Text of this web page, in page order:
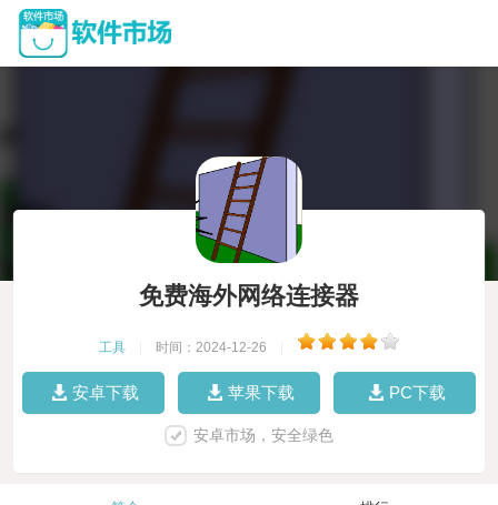
免费海外网络连接器
工具 时间：2024-12-26
安卓下载 苹果下载 PC下载
安卓市场，安全绿色